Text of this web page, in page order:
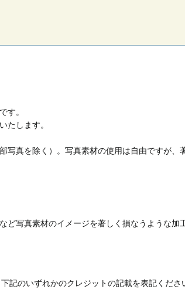
す。
たします。
真を除く）。写真素材の使用は自由ですが、
写真素材のイメージを著しく損なうような加
記のいずれかのクレジットの記載を表記くださ